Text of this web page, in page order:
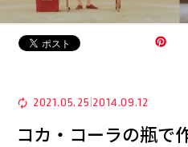
2021.05.25 2014.09.12
コカ・コーラの瓶で